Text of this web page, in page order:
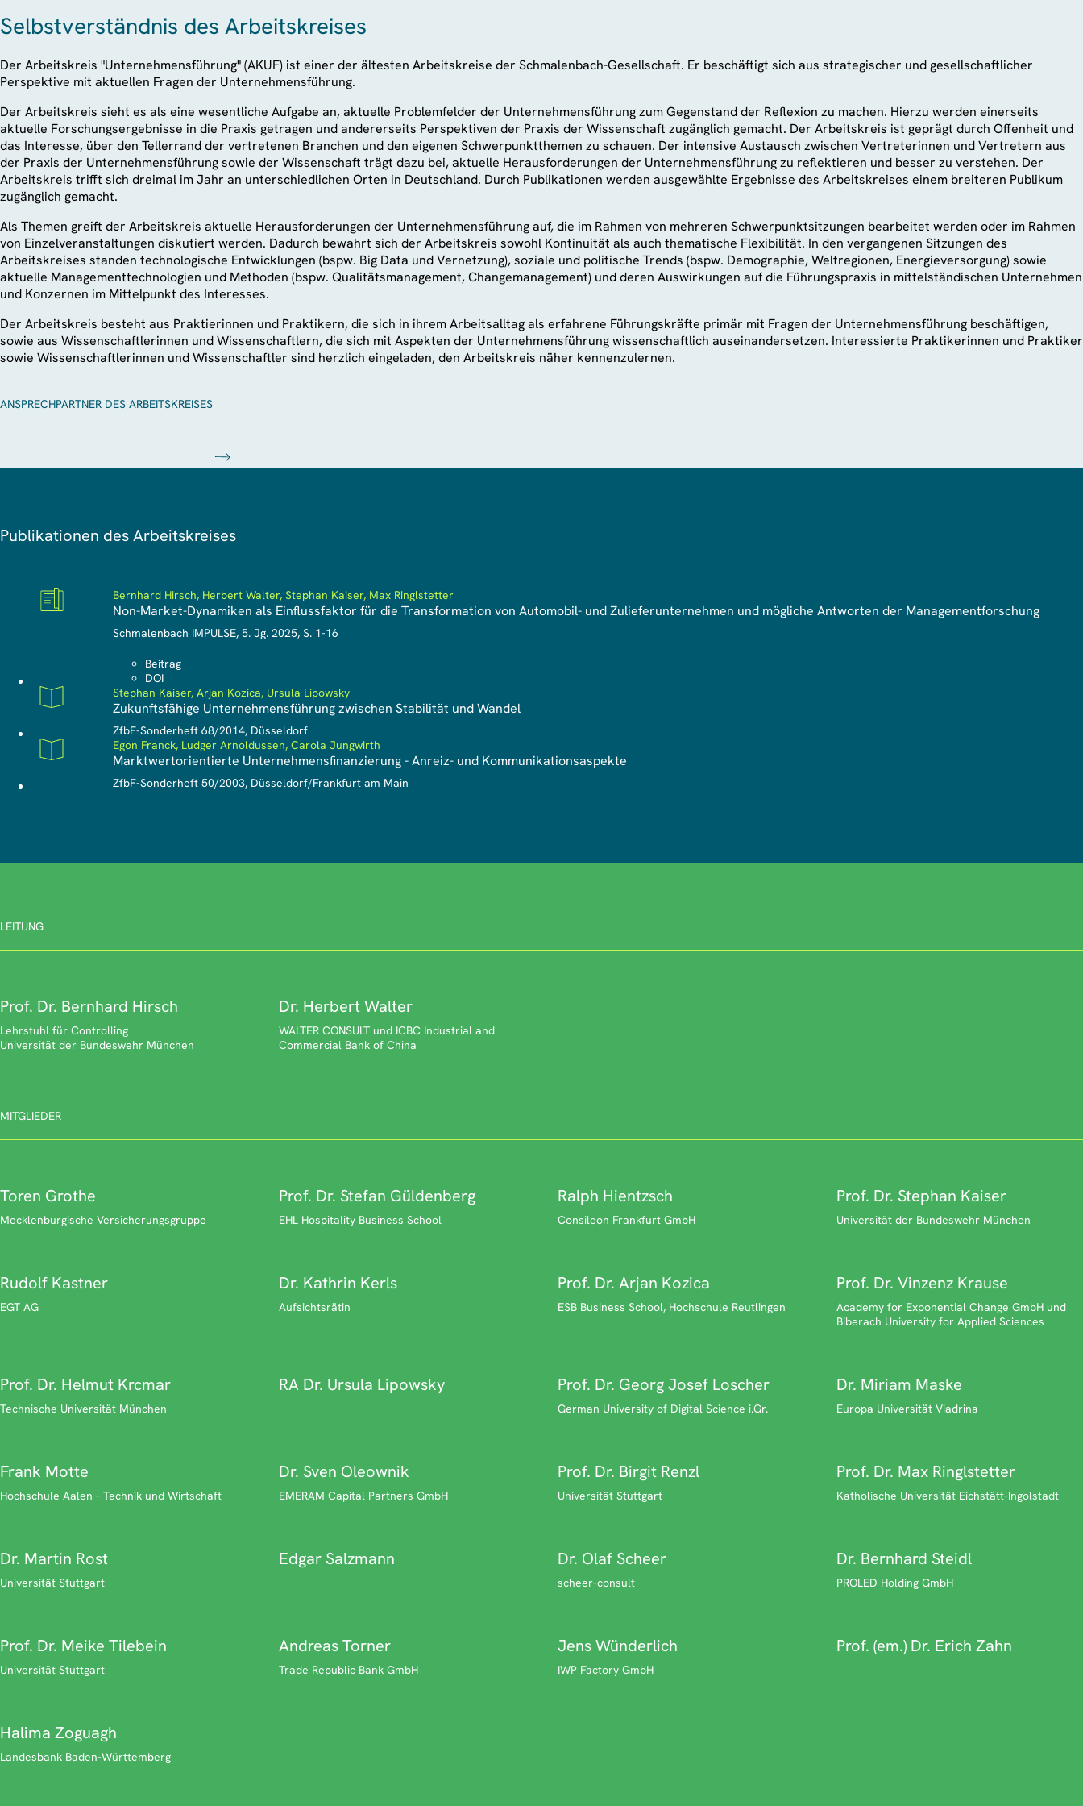
Selbstverständnis des Arbeitskreises
Der Arbeitskreis "Unternehmensführung" (AKUF) ist einer der ältesten Arbeitskreise der Schmalenbach-Gesellschaft. Er beschäftigt sich aus strategischer und gesellschaftlicher
Perspektive mit aktuellen Fragen der Unternehmensführung.
Der Arbeitskreis sieht es als eine wesentliche Aufgabe an, aktuelle Problemfelder der Unternehmensführung zum Gegenstand der Reflexion zu machen. Hierzu werden einerseits
aktuelle Forschungsergebnisse in die Praxis getragen und andererseits Perspektiven der Praxis der Wissenschaft zugänglich gemacht. Der Arbeitskreis ist geprägt durch Offenheit und
das Interesse, über den Tellerrand der vertretenen Branchen und den eigenen Schwerpunktthemen zu schauen. Der intensive Austausch zwischen Vertreterinnen und Vertretern aus
der Praxis der Unternehmensführung sowie der Wissenschaft trägt dazu bei, aktuelle Herausforderungen der Unternehmensführung zu reflektieren und besser zu verstehen. Der
Arbeitskreis trifft sich dreimal im Jahr an unterschiedlichen Orten in Deutschland. Durch Publikationen werden ausgewählte Ergebnisse des Arbeitskreises einem breiteren Publikum
zugänglich gemacht.
Als Themen greift der Arbeitskreis aktuelle Herausforderungen der Unternehmensführung auf, die im Rahmen von mehreren Schwerpunktsitzungen bearbeitet werden oder im Rahmen
von Einzelveranstaltungen diskutiert werden. Dadurch bewahrt sich der Arbeitskreis sowohl Kontinuität als auch thematische Flexibilität. In den vergangenen Sitzungen des
Arbeitskreises standen technologische Entwicklungen (bspw. Big Data und Vernetzung), soziale und politische Trends (bspw. Demographie, Weltregionen, Energieversorgung) sowie
aktuelle Managementtechnologien und Methoden (bspw. Qualitätsmanagement, Changemanagement) und deren Auswirkungen auf die Führungspraxis in mittelständischen Unternehmen
und Konzernen im Mittelpunkt des Interesses.
Der Arbeitskreis besteht aus Praktierinnen und Praktikern, die sich in ihrem Arbeitsalltag als erfahrene Führungskräfte primär mit Fragen der Unternehmensführung beschäftigen,
sowie aus Wissenschaftlerinnen und Wissenschaftlern, die sich mit Aspekten der Unternehmensführung wissenschaftlich auseinandersetzen. Interessierte Praktikerinnen und Praktiker
sowie Wissenschaftlerinnen und Wissenschaftler sind herzlich eingeladen, den Arbeitskreis näher kennenzulernen.
ANSPRECHPARTNER DES ARBEITSKREISES
Publikationen des Arbeitskreises
Zeitschriftenartikel
Bernhard Hirsch, Herbert Walter, Stephan Kaiser, Max Ringlstetter
Non-Market-Dynamiken als Einflussfaktor für die Transformation von Automobil- und Zulieferunternehmen und mögliche Antworten der Managementforschung
Schmalenbach IMPULSE, 5. Jg. 2025, S. 1-16
Beitrag
DOI
Stephan Kaiser, Arjan Kozica, Ursula Lipowsky
Zukunftsfähige Unternehmensführung zwischen Stabilität und Wandel
ZfbF-Sonderheft 68/2014, Düsseldorf
Egon Franck, Ludger Arnoldussen, Carola Jungwirth
Marktwertorientierte Unternehmensfinanzierung - Anreiz- und Kommunikationsaspekte
ZfbF-Sonderheft 50/2003, Düsseldorf/Frankfurt am Main
LEITUNG
Prof. Dr. Bernhard Hirsch
Lehrstuhl für Controlling
Universität der Bundeswehr München
Dr. Herbert Walter
WALTER CONSULT und ICBC Industrial and
Commercial Bank of China
MITGLIEDER
Toren Grothe
Mecklenburgische Versicherungsgruppe
Prof. Dr. Stefan Güldenberg
EHL Hospitality Business School
Ralph Hientzsch
Consileon Frankfurt GmbH
Prof. Dr. Stephan Kaiser
Universität der Bundeswehr München
Rudolf Kastner
EGT AG
Dr. Kathrin Kerls
Aufsichtsrätin
Prof. Dr. Arjan Kozica
ESB Business School, Hochschule Reutlingen
Prof. Dr. Vinzenz Krause
Academy for Exponential Change GmbH und
Biberach University for Applied Sciences
Prof. Dr. Helmut Krcmar
Technische Universität München
RA Dr. Ursula Lipowsky Prof. Dr. Georg Josef Loscher
German University of Digital Science i.Gr.
Dr. Miriam Maske
Europa Universität Viadrina
Frank Motte
Hochschule Aalen - Technik und Wirtschaft
Dr. Sven Oleownik
EMERAM Capital Partners GmbH
Prof. Dr. Birgit Renzl
Universität Stuttgart
Prof. Dr. Max Ringlstetter
Katholische Universität Eichstätt-Ingolstadt
Dr. Martin Rost
Universität Stuttgart
Edgar Salzmann Dr. Olaf Scheer
scheer-consult
Dr. Bernhard Steidl
PROLED Holding GmbH
Prof. Dr. Meike Tilebein
Universität Stuttgart
Andreas Torner
Trade Republic Bank GmbH
Jens Wünderlich
IWP Factory GmbH
Prof. (em.) Dr. Erich Zahn
Halima Zoguagh
Landesbank Baden-Württemberg